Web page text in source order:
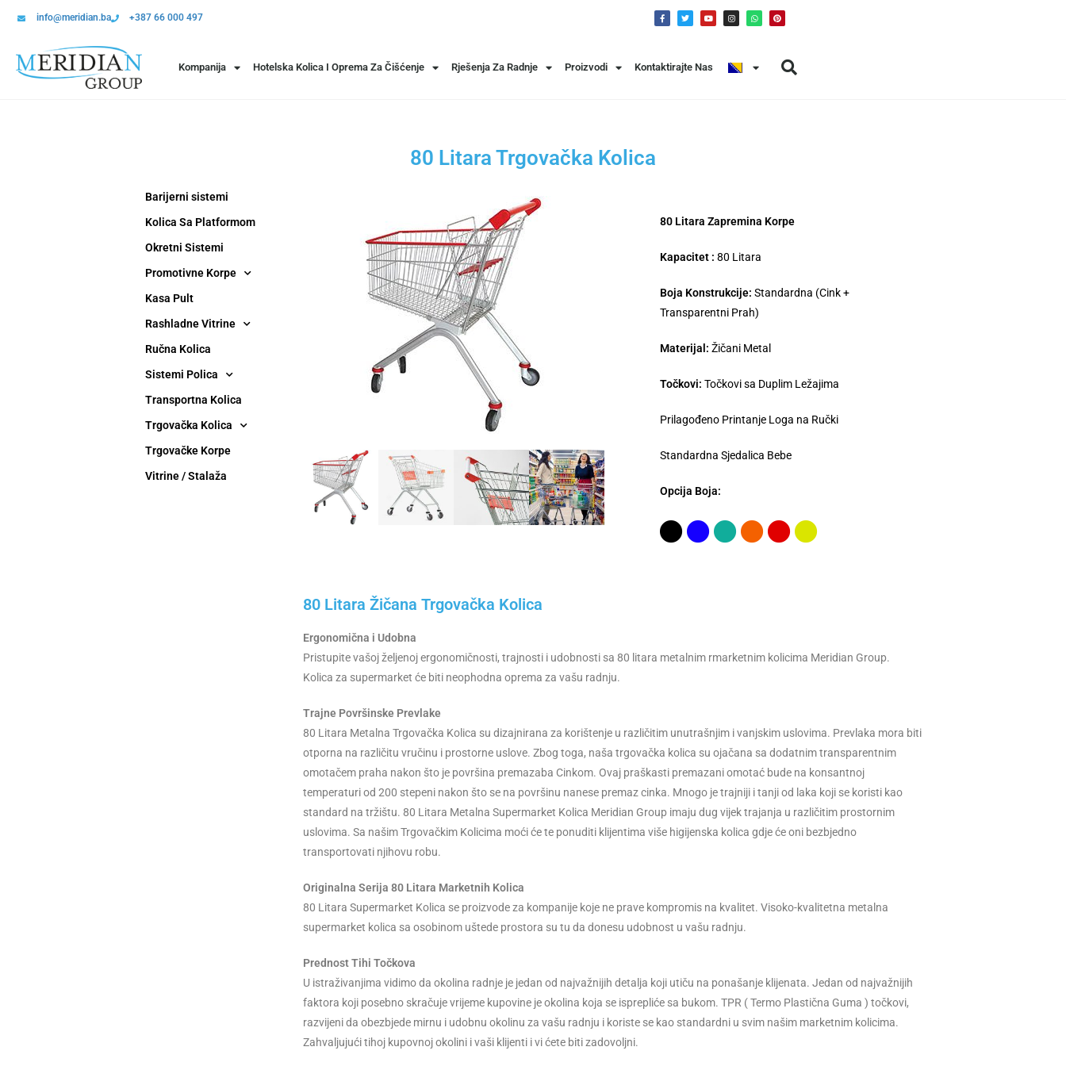
info@meridian.ba +387 66 000 497
Kompanija Hotelska Kolica I Oprema Za Čišćenje Rješenja Za Radnje Proizvodi Kontaktirajte Nas
80 Litara Trgovačka Kolica
Barijerni sistemi
Kolica Sa Platformom
Okretni Sistemi
Promotivne Korpe
Kasa Pult
Rashladne Vitrine
Ručna Kolica
Sistemi Polica
Transportna Kolica
Trgovačka Kolica
Trgovačke Korpe
Vitrine / Stalaža
80 Litara Zapremina Korpe
Kapacitet : 80 Litara
Boja Konstrukcije: Standardna (Cink +
Transparentni Prah)
Materijal: Žičani Metal
Točkovi: Točkovi sa Duplim Ležajima
Prilagođeno Printanje Loga na Ručki
Standardna Sjedalica Bebe
Opcija Boja:
80 Litara Žičana Trgovačka Kolica
Ergonomična i Udobna
Pristupite vašoj željenoj ergonomičnosti, trajnosti i udobnosti sa 80 litara metalnim rmarketnim kolicima Meridian Group.
Kolica za supermarket će biti neophodna oprema za vašu radnju.
Trajne Površinske Prevlake
80 Litara Metalna Trgovačka Kolica su dizajnirana za korištenje u različitim unutrašnjim i vanjskim uslovima. Prevlaka mora biti
otporna na različitu vručinu i prostorne uslove. Zbog toga, naša trgovačka kolica su ojačana sa dodatnim transparentnim
omotačem praha nakon što je površina premazaba Cinkom. Ovaj praškasti premazani omotać bude na konsantnoj
temperaturi od 200 stepeni nakon što se na površinu nanese premaz cinka. Mnogo je trajniji i tanji od laka koji se koristi kao
standard na tržištu. 80 Litara Metalna Supermarket Kolica Meridian Group imaju dug vijek trajanja u različitim prostornim
uslovima. Sa našim Trgovačkim Kolicima moći će te ponuditi klijentima više higijenska kolica gdje će oni bezbjedno
transportovati njihovu robu.
Originalna Serija 80 Litara Marketnih Kolica
80 Litara Supermarket Kolica se proizvode za kompanije koje ne prave kompromis na kvalitet. Visoko-kvalitetna metalna
supermarket kolica sa osobinom uštede prostora su tu da donesu udobnost u vašu radnju.
Prednost Tihi Točkova
U istraživanjima vidimo da okolina radnje je jedan od najvažnijih detalja koji utiču na ponašanje klijenata. Jedan od najvažnijih
faktora koji posebno skračuje vrijeme kupovine je okolina koja se isprepliće sa bukom. TPR ( Termo Plastična Guma ) točkovi,
razvijeni da obezbjede mirnu i udobnu okolinu za vašu radnju i koriste se kao standardni u svim našim marketnim kolicima.
Zahvaljujući tihoj kupovnoj okolini i vaši klijenti i vi ćete biti zadovoljni.